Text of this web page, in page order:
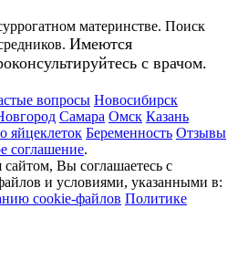
материнстве. Поиск
Имеются
с врачом.
вопросы Новосибирск
Самара Омск Казань
яйцеклеток Беременность Отзывы
соглашение.
Вы соглашаетесь с
и условиями, указанными в:
cookie-файлов Политике